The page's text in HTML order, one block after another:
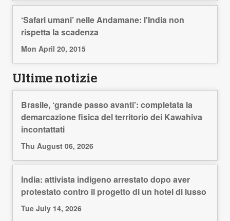
‘Safari umani’ nelle Andamane: l'India non
rispetta la scadenza
Mon April 20, 2015
Ultime notizie
Brasile, ‘grande passo avanti’: completata la
demarcazione fisica del territorio dei Kawahiva
incontattati
Thu August 06, 2026
India: attivista indigeno arrestato dopo aver
protestato contro il progetto di un hotel di lusso
Tue July 14, 2026